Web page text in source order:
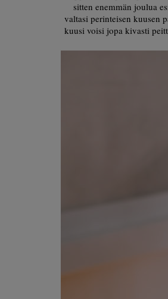
sitten enemmän joulua
valtasi perinteisen kuusen
kuusi voisi jopa kivasti